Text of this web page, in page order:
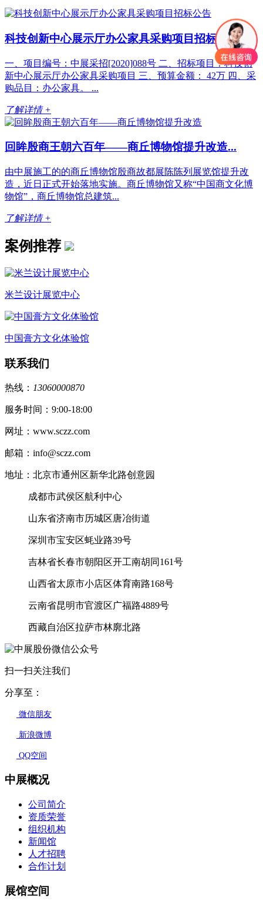
科技创新中心展示厅办公家具采购项目招标公告...
一、项目编号：中展采招[2020]088号 二、招标项目：科技创
新中心展示厅办公家具采购项目 三、预算金额： 42万 四、采
购品目：办公家具。 ...
了解详情 +
回眸殷商王朝六百年——商丘博物馆提升改造...
由中展施工的的商丘博物馆殷商故都展陈陈列展览馆提升改
造，近日正式开始落地实施。商丘博物馆又称“中国商文化博
物馆”，商丘博物馆总建筑...
了解详情 +
案例推荐
米兰设计展览中心
中国膏方文化体验馆
联系我们
热线： 13060000870
服务时间：9:00-18:00
网址：www.sczz.com
邮箱：info@sczz.com
地址：北京市通州区新华北路创意园
成都市武侯区航利中心
山东省济南市历城区唐冶街道
深圳市宝安区蚝业路39号
吉林省长春市朝阳区开工南胡同161号
山西省太原市小店区体育南路168号
云南省昆明市官渡区广福路4889号
西藏自治区拉萨市林廓北路
扫一扫关注我们
分享至：
微信朋友
新浪微博
QQ空间
中展概况
公司简介
资质荣誉
组织机构
新闻馆
人才招聘
合作计划
展馆空间